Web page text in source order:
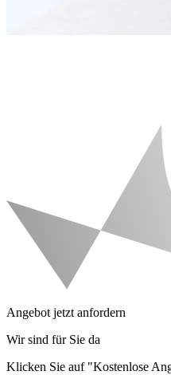
Angebot jetzt anfordern
Wir sind für Sie da
Klicken Sie auf "Kostenlose